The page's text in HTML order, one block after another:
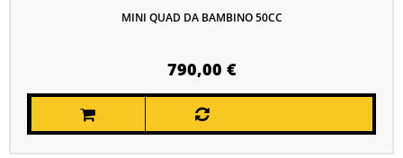
MINI QUAD DA BAMBINO 50CC
790,00 €